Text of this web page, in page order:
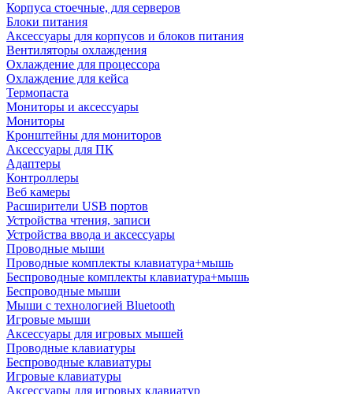
Корпуса стоечные, для серверов
Блоки питания
Аксессуары для корпусов и блоков питания
Вентиляторы охлаждения
Охлаждение для процессора
Охлаждение для кейса
Термопаста
Мониторы и аксессуары
Мониторы
Кронштейны для мониторов
Аксессуары для ПК
Адаптеры
Контроллеры
Веб камеры
Расширители USB портов
Устройства чтения, записи
Устройства ввода и аксессуары
Проводные мыши
Проводные комплекты клавиатура+мышь
Беспроводные комплекты клавиатура+мышь
Беспроводные мыши
Мыши с технологией Bluetooth
Игровые мыши
Аксессуары для игровых мышей
Проводные клавиатуры
Беспроводные клавиатуры
Игровые клавиатуры
Аксессуары для игровых клавиатур